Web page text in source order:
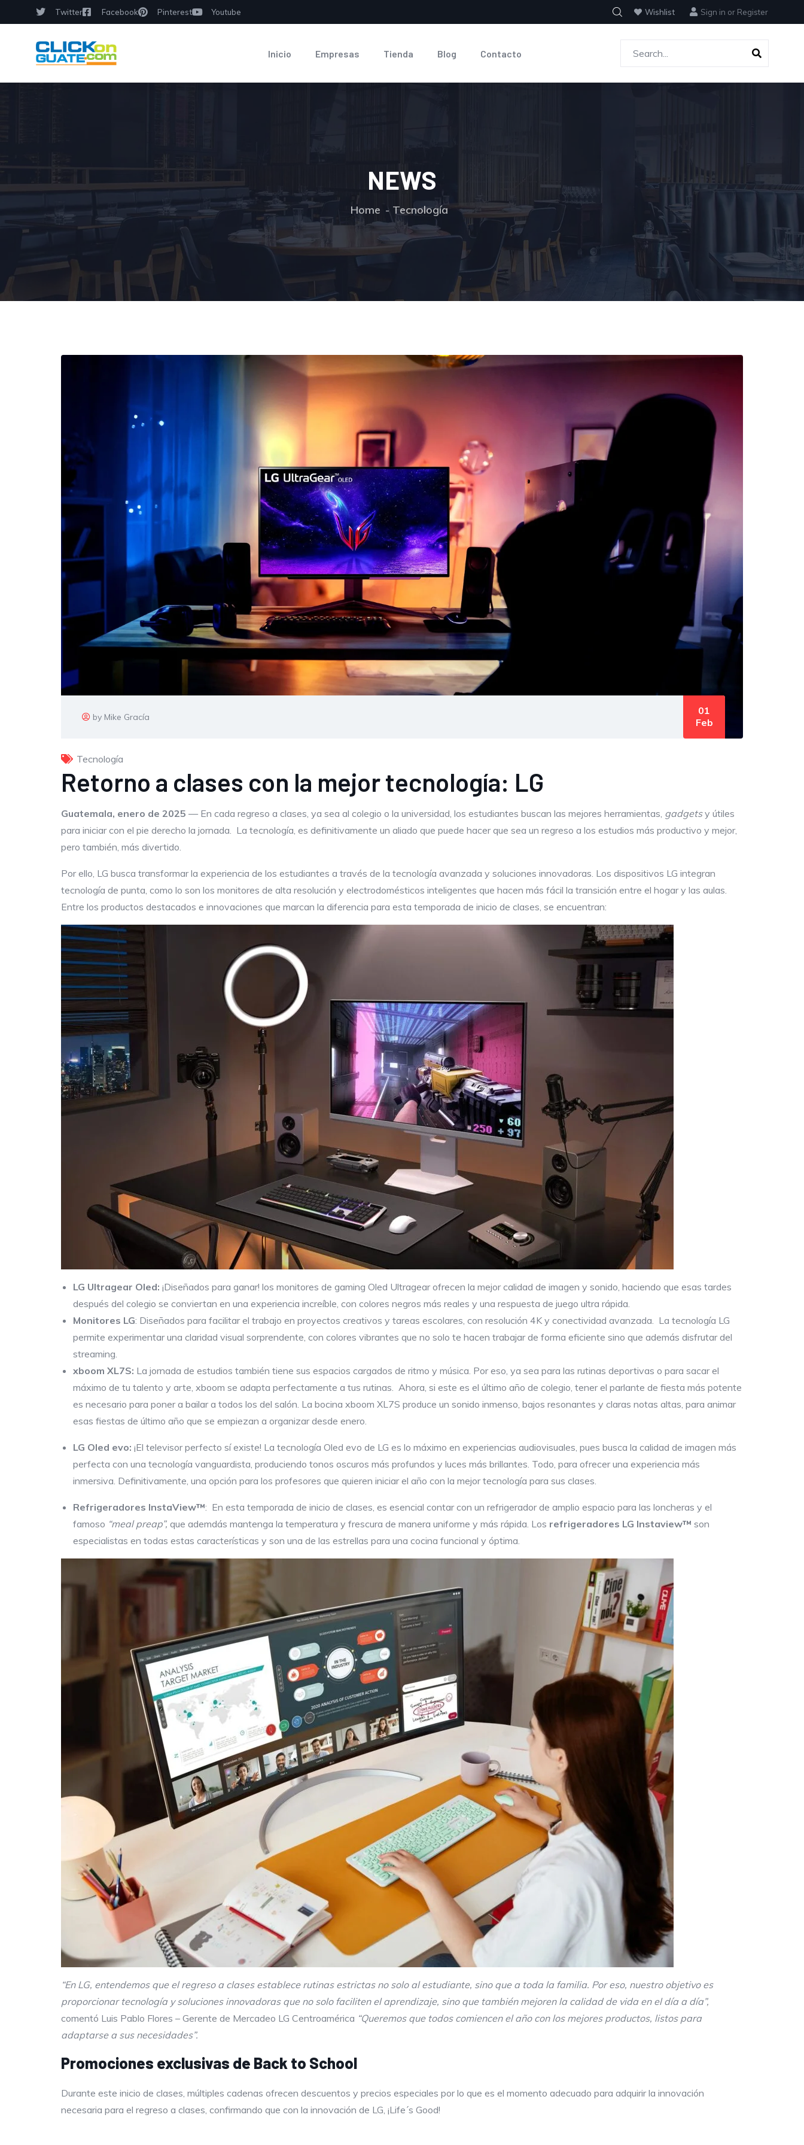
Twitter Facebook Pinterest Youtube Wishlist Sign in or Register
Inicio Empresas Tienda Blog Contacto
NEWS
Home Tecnología
by Mike Gracía
01
Feb
Tecnología
Retorno a clases con la mejor tecnología: LG
Guatemala, enero de 2025 — En cada regreso a clases, ya sea al colegio o la universidad, los estudiantes buscan las mejores herramientas, gadgetsy útiles
para iniciar con el pie derecho la jornada. La tecnología, es definitivamente un aliado que puede hacer que sea un regreso a los estudios más productivo y mejor,
pero también, más divertido.
Por ello, LG busca transformar la experiencia de los estudiantes a través de la tecnología avanzada y soluciones innovadoras. Los dispositivos LG integran
tecnología de punta, como lo son los monitores de alta resolución y electrodomésticos inteligentes que hacen más fácil la transición entre el hogar y las aulas.
Entre los productos destacados e innovaciones que marcan la diferencia para esta temporada de inicio de clases, se encuentran:
LG Ultragear Oled: ¡Diseñados para ganar! los monitores de gaming Oled Ultragear ofrecen la mejor calidad de imagen y sonido, haciendo que esas tardes
después del colegio se conviertan en una experiencia increíble, con colores negros más reales y una respuesta de juego ultra rápida.
Monitores LG: Diseñados para facilitar el trabajo en proyectos creativos y tareas escolares, con resolución 4K y conectividad avanzada. La tecnología LG
permite experimentar una claridad visual sorprendente, con colores vibrantes que no solo te hacen trabajar de forma eficiente sino que además disfrutar del
streaming.
xboom XL7S: La jornada de estudios también tiene sus espacios cargados de ritmo y música. Por eso, ya sea para las rutinas deportivas o para sacar el
máximo de tu talento y arte, xboom se adapta perfectamente a tus rutinas. Ahora, si este es el último año de colegio, tener el parlante de fiesta más potente
es necesario para poner a bailar a todos los del salón. La bocina xboom XL7S produce un sonido inmenso, bajos resonantes y claras notas altas, para animar
esas fiestas de último año que se empiezan a organizar desde enero.
LG Oled evo: ¡El televisor perfecto sí existe! La tecnología Oled evo de LG es lo máximo en experiencias audiovisuales, pues busca la calidad de imagen más
perfecta con una tecnología vanguardista, produciendo tonos oscuros más profundos y luces más brillantes. Todo, para ofrecer una experiencia más
inmersiva. Definitivamente, una opción para los profesores que quieren iniciar el año con la mejor tecnología para sus clases.
Refrigeradores InstaView™: En esta temporada de inicio de clases, es esencial contar con un refrigerador de amplio espacio para las loncheras y el
famoso “meal preap”, que ademdás mantenga la temperatura y frescura de manera uniforme y más rápida. Los refrigeradores LG Instaview™ son
especialistas en todas estas características y son una de las estrellas para una cocina funcional y óptima.
“En LG, entendemos que el regreso a clases establece rutinas estrictas no solo al estudiante, sino que a toda la familia. Por eso, nuestro objetivo es
proporcionar tecnología y soluciones innovadoras que no solo faciliten el aprendizaje, sino que también mejoren la calidad de vida en el día a día”,
comentó Luis Pablo Flores – Gerente de Mercadeo LG Centroamérica “Queremos que todos comiencen el año con los mejores productos, listos para
adaptarse a sus necesidades”.
Promociones exclusivas de Back to School
Durante este inicio de clases, múltiples cadenas ofrecen descuentos y precios especiales por lo que es el momento adecuado para adquirir la innovación
necesaria para el regreso a clases, confirmando que con la innovación de LG, ¡Life´s Good!